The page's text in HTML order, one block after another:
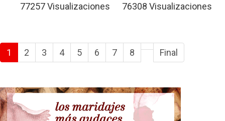
77257 Visualizaciones 76308 Visualizaciones
1 2 3 4 5 6 7 8 Final